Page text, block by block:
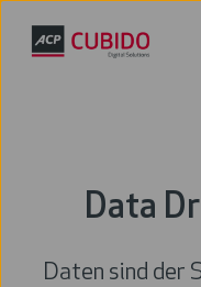
Data
Daten sind der